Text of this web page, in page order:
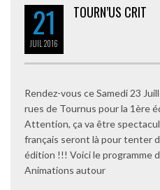
21
JUIL 2016
TOURN’US CRIT
Rendez-vous ce Samedi 23
rues de Tournus pour la 1ère
Attention, ça va être
français seront là pour tenter
édition !!! Voici le programme
Animations autour